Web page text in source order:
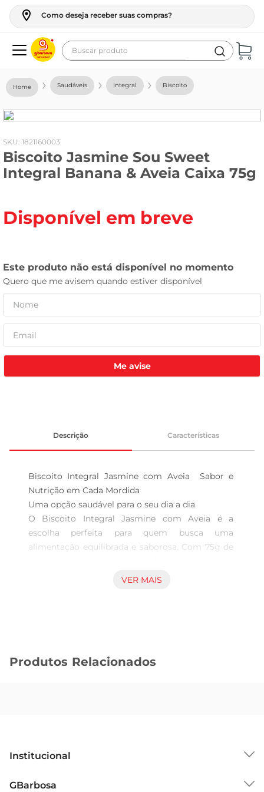
Como deseja receber suas compras?
Buscar produto
Saudáveis Integral Biscoito
: 1821160003
Biscoito Jasmine Sou Sweet
Integral Banana & Aveia Caixa 75g
Disponível em breve
Me avise
Descrição Características
Biscoito Integral Jasmine com Aveia  Sabor e
Nutrição em Cada Mordida
Uma opção saudável para o seu dia a dia
O Biscoito Integral Jasmine com Aveia é a
escolha perfeita para quem busca uma
alimentação equilibrada e saborosa. Com 75g de
aveia com a leveza de ingredientes selecionados,
irresistível
uma opção que não só satisfaz a vontade de
estilo de vida mais saudável.
VER MAIS
Produtos Relacionados
Institucional
GBarbosa
geladeira
fogao
café
cerveja
leite
tv